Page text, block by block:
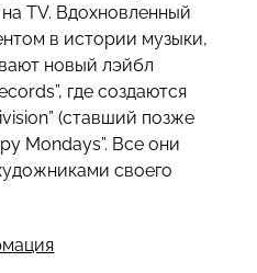
на TV. Вдохновленный
в истории музыки,
новый лэйбл
где создаются
(ставший позже
Mondays”. Все они
своего